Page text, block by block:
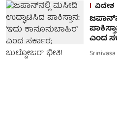
ವಿದೇಶ
ಎಂದ